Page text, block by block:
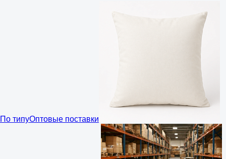
По типуОптовые поставки